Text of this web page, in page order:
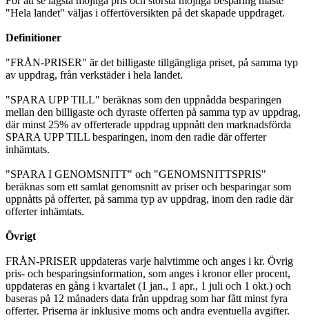
"Hela landet" väljas i offertöversikten på det skapade uppdraget.
Definitioner
"FRÅN-PRISER" är det billigaste tillgängliga priset, på samma typ
av uppdrag, från verkstäder i hela landet.
"SPARA UPP TILL" beräknas som den uppnådda besparingen
mellan den billigaste och dyraste offerten på samma typ av uppdrag,
där minst 25% av offerterade uppdrag uppnått den marknadsförda
SPARA UPP TILL besparingen, inom den radie där offerter
inhämtats.
"SPARA I GENOMSNITT" och "GENOMSNITTSPRIS"
beräknas som ett samlat genomsnitt av priser och besparingar som
uppnåtts på offerter, på samma typ av uppdrag, inom den radie där
offerter inhämtats.
Övrigt
FRÅN-PRISER uppdateras varje halvtimme och anges i kr. Övrig
pris- och besparingsinformation, som anges i kronor eller procent,
uppdateras en gång i kvartalet (1 jan., 1 apr., 1 juli och 1 okt.) och
baseras på 12 månaders data från uppdrag som har fått minst fyra
offerter. Priserna är inklusive moms och andra eventuella avgifter.